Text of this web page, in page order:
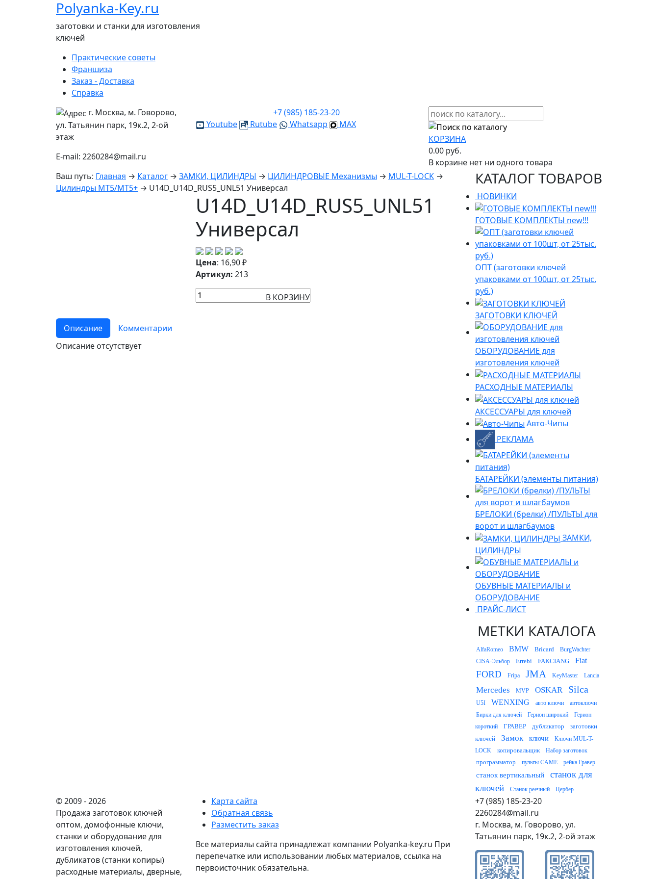
Polyanka-Key.ru
заготовки и станки для изготовления
ключей
Практические советы
Франшиза
Заказ - Доставка
Справка
г. Москва, м. Говорово,
ул. Татьянин парк, 19к.2, 2-ой
этаж
E-mail: 2260284@mail.ru
+7 (985) 185-23-20
Youtube
Rutube Whatsapp
MAX
КОРЗИНА
0.00 руб.
В корзине нет ни одного товара
Ваш путь: Главная → Каталог → ЗАМКИ, ЦИЛИНДРЫ → ЦИЛИНДРОВЫЕ Механизмы → MUL-T-LOCK →
Цилиндры MT5/MT5+ → U14D_U14D_RUS5_UNL51 Универсал
U14D_U14D_RUS5_UNL51
Универсал
Цена: 16,90₽
Артикул: 213
В КОРЗИНУ
Описание
Комментарии
Описание отсутствует
КАТАЛОГ ТОВАРОВ
НОВИНКИ
ГОТОВЫЕ КОМПЛЕКТЫ new!!!
ОПТ (заготовки ключей
упаковками от 100шт, от 25тыс.
руб.)
ЗАГОТОВКИ КЛЮЧЕЙ
ОБОРУДОВАНИЕ для
изготовления ключей
РАСХОДНЫЕ МАТЕРИАЛЫ
АКСЕССУАРЫ для ключей
Авто-Чипы
РЕКЛАМА
БАТАРЕЙКИ (элементы питания)
БРЕЛОКИ (брелки) /ПУЛЬТЫ для
ворот и шлагбаумов
ЗАМКИ,
ЦИЛИНДРЫ
ОБУВНЫЕ МАТЕРИАЛЫ и
ОБОРУДОВАНИЕ
ПРАЙС-ЛИСТ
МЕТКИ КАТАЛОГА
AlfaRomeo BMW Bricard
BurgWachter
CISA-Эльбор
Errebi FAKCIANG Fiat
FORD Fripa JMA KeyMaster Lancia
Mercedes MVP OSKAR Silca
U5I WENXING авто ключи
автоключи
Бирки для ключей
Герион широкий
Герион
короткий
ГРАВЕР дубликатор
заготовки
ключей
Замок ключи
Ключи MUL-T-
LOCK
копировальщик Набор заготовок
программатор пульты CAME рейка Гравер
станок вертикальный
станок для
ключей
Станок реечный Цербер
© 2009 - 2026
Продажа заготовок ключей
оптом, домофонные ключи,
станки и оборудование для
изготовления ключей,
дубликатов (станки копиры)
расходные материалы, дверные,
Карта сайта
Обратная связь
Разместить заказ
Все материалы сайта принадлежат компании Polyanka-key.ru При
перепечатке или использовании любых материалов, ссылка на
первоисточник обязательна.
+7 (985) 185-23-20
2260284@mail.ru
г. Москва, м. Говорово, ул.
Татьянин парк, 19к.2, 2-ой этаж